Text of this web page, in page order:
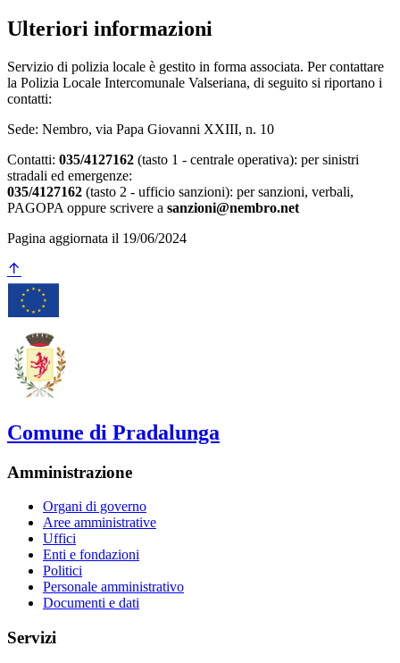
Ulteriori informazioni
Servizio di polizia locale è gestito in forma associata. Per contattare
la Polizia Locale Intercomunale Valseriana, di seguito si riportano i
contatti:
Sede: Nembro, via Papa Giovanni XXIII, n. 10
Contatti: 035/4127162 (tasto 1 - centrale operativa): per sinistri
stradali ed emergenze:
035/4127162 (tasto 2 - ufficio sanzioni): per sanzioni, verbali,
PAGOPA oppure scrivere a sanzioni@nembro.net
Pagina aggiornata il 19/06/2024
Comune di Pradalunga
Amministrazione
Organi di governo
Aree amministrative
Uffici
Enti e fondazioni
Politici
Personale amministrativo
Documenti e dati
Servizi